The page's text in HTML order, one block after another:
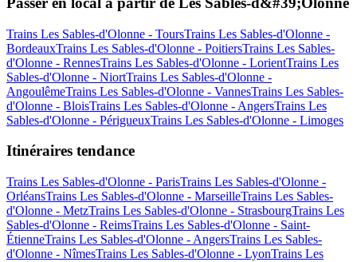
Trains Les Sables-d'Olonne - ToursTrains Les Sables-d'Olonne -
BordeauxTrains Les Sables-d'Olonne - PoitiersTrains Les Sables-
d'Olonne - RennesTrains Les Sables-d'Olonne - LorientTrains Les
Sables-d'Olonne - NiortTrains Les Sables-d'Olonne -
AngoulêmeTrains Les Sables-d'Olonne - VannesTrains Les Sables-
d'Olonne - BloisTrains Les Sables-d'Olonne - AngersTrains Les
Sables-d'Olonne - PérigueuxTrains Les Sables-d'Olonne - Limoges
Itinéraires tendance
Trains Les Sables-d'Olonne - ParisTrains Les Sables-d'Olonne -
OrléansTrains Les Sables-d'Olonne - MarseilleTrains Les Sables-
d'Olonne - MetzTrains Les Sables-d'Olonne - StrasbourgTrains Les
Sables-d'Olonne - ReimsTrains Les Sables-d'Olonne - Saint-
ÉtienneTrains Les Sables-d'Olonne - AngersTrains Les Sables-
d'Olonne - NîmesTrains Les Sables-d'Olonne - LyonTrains Les